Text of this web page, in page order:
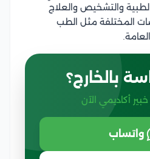
والتشخيص والعلاج
المختلفة مثل الطب
بالخارج؟
أكاديمي الآن
واتساب